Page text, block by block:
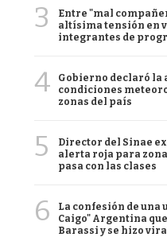
3
Entre "mal
altísima tensión en
integrantes de
4
Gobierno declaró la
condiciones
zonas del país
5
Director del Sinae
alerta roja para
pasa con las clases
6
La confesión de una
Caigo" Argentina
Barassi y se hizo